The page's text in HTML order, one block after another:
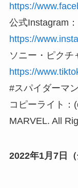
https://
公式Instagram：
https://
ソニー・ピクチ
https://
#スパイダーマ
コピーライト：
MARVEL. All
2022年1月7日